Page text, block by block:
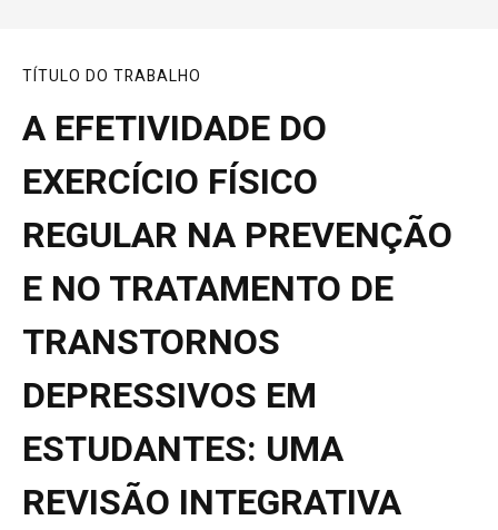
TÍTULO DO TRABALHO
A EFETIVIDADE DO
EXERCÍCIO FÍSICO
REGULAR NA PREVENÇÃO
E NO TRATAMENTO DE
TRANSTORNOS
DEPRESSIVOS EM
ESTUDANTES: UMA
REVISÃO INTEGRATIVA